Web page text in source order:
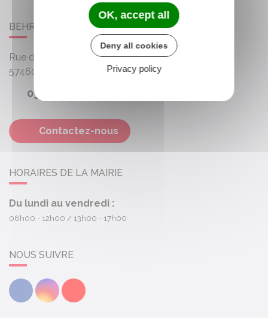
BEHREN-LÈS-FORBACH
Rue des Roses
57460
Behren-lès-Forbach
03 87 87 67 51
Contactez-nous
HORAIRES DE LA MAIRIE
Du lundi au vendredi :
08h00 - 12h00 13h00 - 17h00
NOUS SUIVRE
FacebookInstagramYoutube
OK, accept all
Deny all cookies
Privacy policy